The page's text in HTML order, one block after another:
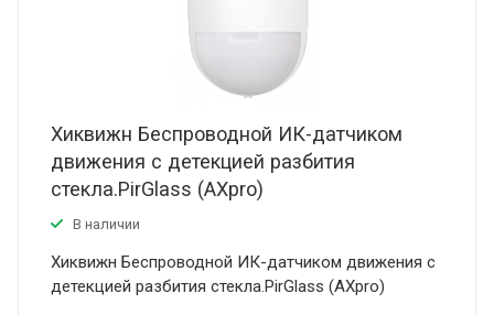
Хиквижн Беспроводной ИК-датчиком
движения с детекцией разбития
стекла.PirGlass (AXpro)
В наличии
Хиквижн Беспроводной ИК-датчиком движения с
детекцией разбития стекла.PirGlass (AXpro)